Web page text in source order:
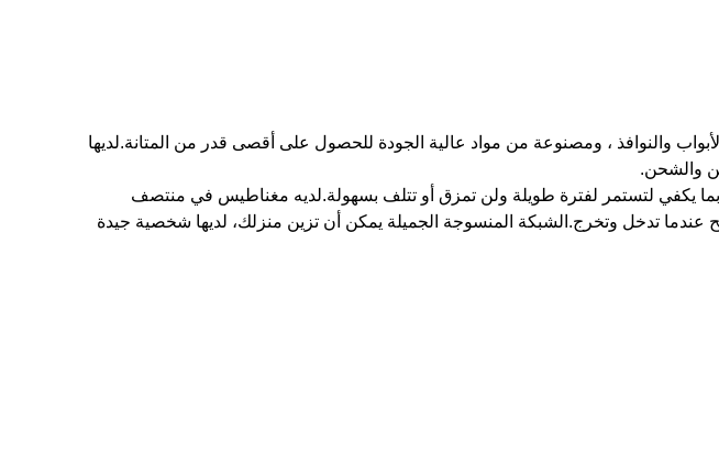
والنوافذ ، ومصنوعة من مواد عالية الجودة للحصول على أقصى قدر من المتانة.لديها
والشحن.
يكفي لتستمر لفترة طويلة ولن تمزق أو تتلف بسهولة.لديه مغناطيس في منتصف
تدخل وتخرج.الشبكة المنسوجة الجميلة يمكن أن تزين منزلك، لديها شخصية جيدة